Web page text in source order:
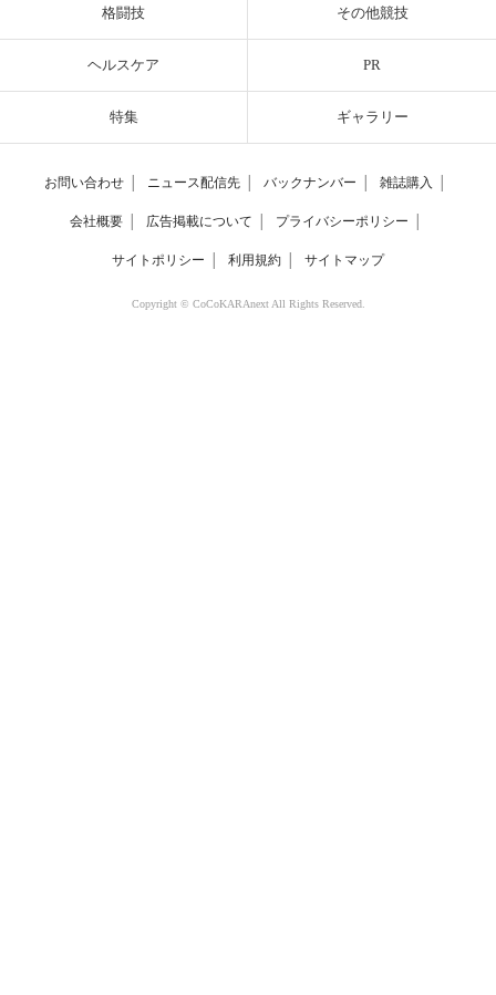
格闘技 その他競技
ヘルスケア PR
特集 ギャラリー
お問い合わせ ニュース配信先 バックナンバー 雑誌購入
会社概要 広告掲載について プライバシーポリシー
サイトポリシー 利用規約 サイトマップ
Copyright © CoCoKARAnext All Rights Reserved.